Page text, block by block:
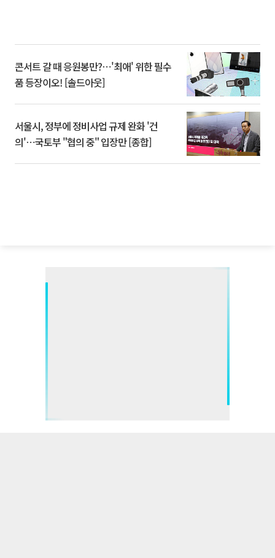
콘서트 갈 때 응원봉만?⋯'최애' 위한 필수
품 등장이오! [솔드아웃]
서울시, 정부에 정비사업 규제 완화 '건
의'⋯국토부 "협의 중" 입장만 [종합]